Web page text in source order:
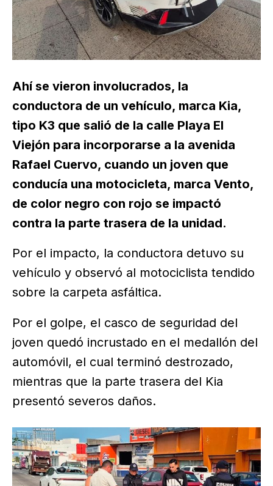
Ahí se vieron involucrados, la
conductora de un vehículo, marca Kia,
tipo K3 que salió de la calle Playa El
Viejón para incorporarse a la avenida
Rafael Cuervo, cuando un joven que
conducía una motocicleta, marca Vento,
de color negro con rojo se impactó
contra la parte trasera de la unidad.
Por el impacto, la conductora detuvo su
vehículo y observó al motociclista tendido
sobre la carpeta asfáltica.
Por el golpe, el casco de seguridad del
joven quedó incrustado en el medallón del
automóvil, el cual terminó destrozado,
mientras que la parte trasera del Kia
presentó severos daños.